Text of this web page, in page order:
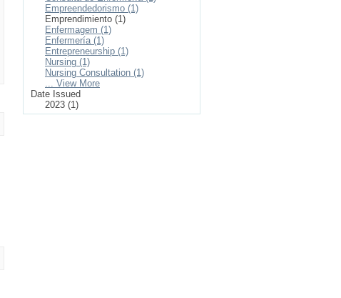
Empreendedorismo (1)
Emprendimiento (1)
Enfermagem (1)
Enfermería (1)
Entrepreneurship (1)
Nursing (1)
Nursing Consultation (1)
... View More
Date Issued
2023 (1)